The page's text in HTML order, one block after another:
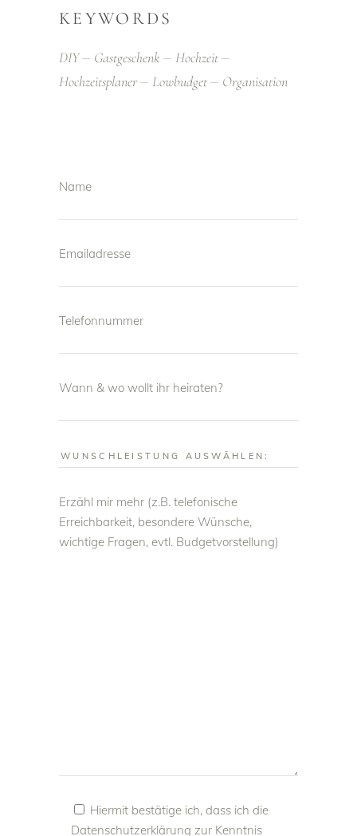
KEYWORDS
DIY Gastgeschenk
Hochzeit
Hochzeitsplaner
Lowbudget Organisation
Name
Emailadresse
Telefonnummer
Wann & wo wollt ihr heiraten?
Erzähl mir mehr (z.B. telefonische
Erreichbarkeit, besondere Wünsche,
wichtige Fragen, evtl. Budgetvorstellung)
Hiermit bestätige ich, dass ich die
Datenschutzerklärung zur Kenntnis